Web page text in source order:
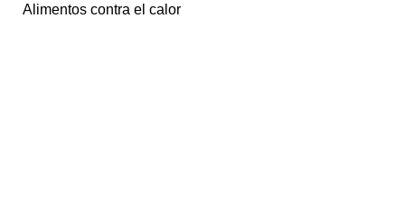
Alimentos contra el calor